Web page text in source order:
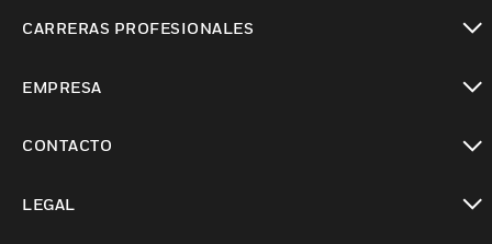
CARRERAS PROFESIONALES
EMPRESA
CONTACTO
LEGAL